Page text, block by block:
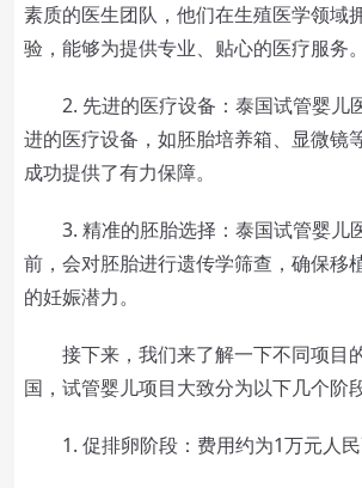
素质的医生团队，他们在生殖医学领域
验，能够为提供专业、贴心的医疗服务。
2. 先进的医疗设备：泰国试管婴儿
进的医疗设备，如胚胎培养箱、显微镜
成功提供了有力保障。
3. 精准的胚胎选择：泰国试管婴儿
前，会对胚胎进行遗传学筛查，确保移
的妊娠潜力。
接下来，我们来了解一下不同项目
国，试管婴儿项目大致分为以下几个阶
1. 促排卵阶段：费用约为1万元人民